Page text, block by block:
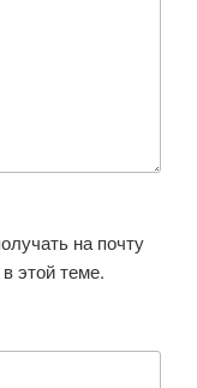
на почту
этой теме.